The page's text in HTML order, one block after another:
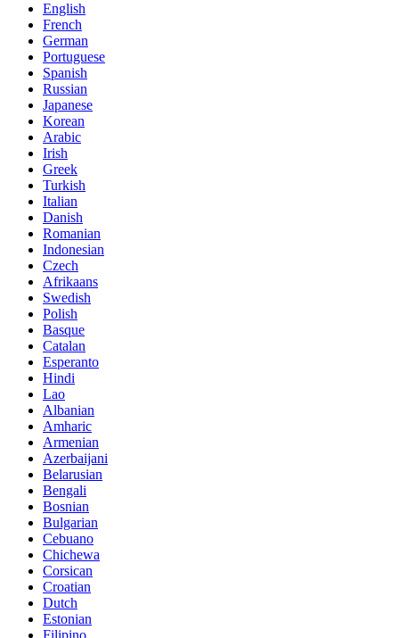
English
French
German
Portuguese
Spanish
Russian
Japanese
Korean
Arabic
Irish
Greek
Turkish
Italian
Danish
Romanian
Indonesian
Czech
Afrikaans
Swedish
Polish
Basque
Catalan
Esperanto
Hindi
Lao
Albanian
Amharic
Armenian
Azerbaijani
Belarusian
Bengali
Bosnian
Bulgarian
Cebuano
Chichewa
Corsican
Croatian
Dutch
Estonian